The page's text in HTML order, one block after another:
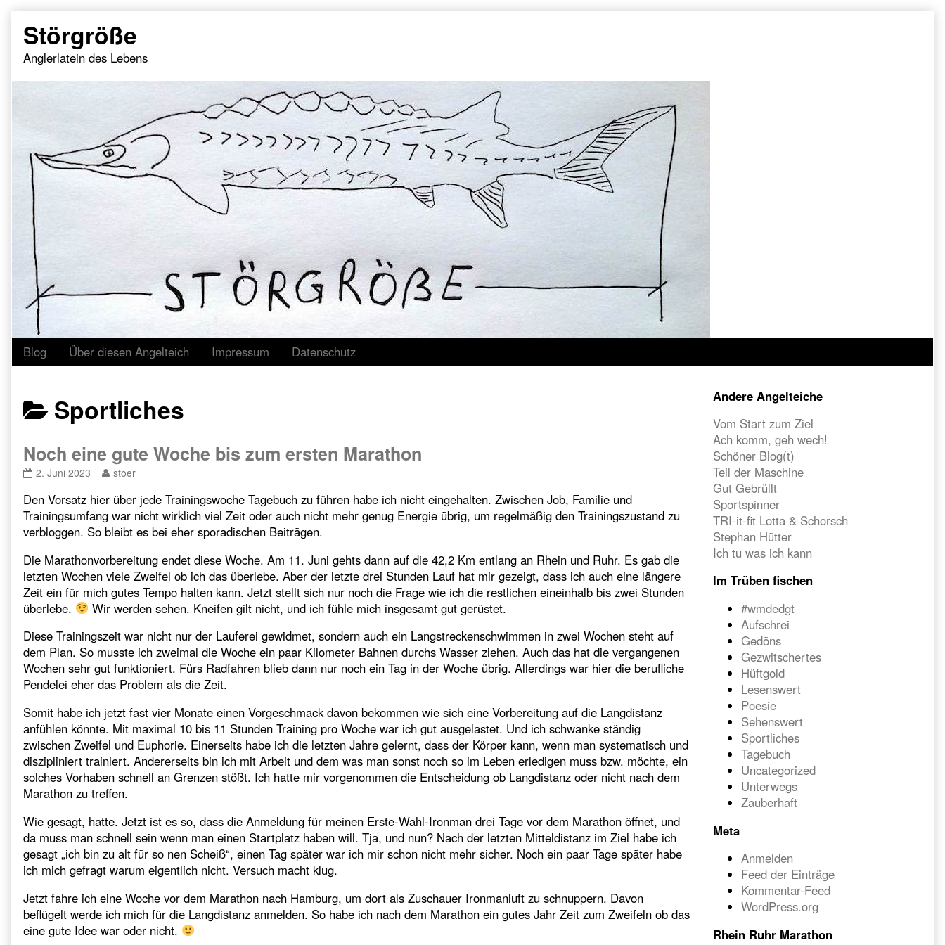
content
Störgröße
Anglerlatein des Lebens
Blog Über diesen Angelteich Impressum Datenschutz
Posts
categoriezed
as
Sportliches
Noch eine gute Woche bis zum ersten Marathon
Noch
gute
Woche
bis
zum
ersten
Marathon
published
on
2. Juni 2023
Read
posts
by
the
author
Noch
eine
gute
Woche
zum
ersten
Marathon,
stoer
Den Vorsatz hier über jede Trainingswoche Tagebuch zu führen habe ich nicht eingehalten. Zwischen Job, Familie und
Trainingsumfang war nicht wirklich viel Zeit oder auch nicht mehr genug Energie übrig, um regelmäßig den Trainingszustand zu
verbloggen. So bleibt es bei eher sporadischen Beiträgen.
Die Marathonvorbereitung endet diese Woche. Am 11. Juni gehts dann auf die 42,2 Km entlang an Rhein und Ruhr. Es gab die
letzten Wochen viele Zweifel ob ich das überlebe. Aber der letzte drei Stunden Lauf hat mir gezeigt, dass ich auch eine längere
Zeit ein für mich gutes Tempo halten kann. Jetzt stellt sich nur noch die Frage wie ich die restlichen eineinhalb bis zwei Stunden
überlebe.
Wir werden sehen. Kneifen gilt nicht, und ich fühle mich insgesamt gut gerüstet.
Diese Trainingszeit war nicht nur der Lauferei gewidmet, sondern auch ein Langstreckenschwimmen in zwei Wochen steht auf
dem Plan. So musste ich zweimal die Woche ein paar Kilometer Bahnen durchs Wasser ziehen. Auch das hat die vergangenen
Wochen sehr gut funktioniert. Fürs Radfahren blieb dann nur noch ein Tag in der Woche übrig. Allerdings war hier die berufliche
Pendelei eher das Problem als die Zeit.
Somit habe ich jetzt fast vier Monate einen Vorgeschmack davon bekommen wie sich eine Vorbereitung auf die Langdistanz
anfühlen könnte. Mit maximal 10 bis 11 Stunden Training pro Woche war ich gut ausgelastet. Und ich schwanke ständig
zwischen Zweifel und Euphorie. Einerseits habe ich die letzten Jahre gelernt, dass der Körper kann, wenn man systematisch und
diszipliniert trainiert. Andererseits bin ich mit Arbeit und dem was man sonst noch so im Leben erledigen muss bzw. möchte, ein
solches Vorhaben schnell an Grenzen stößt. Ich hatte mir vorgenommen die Entscheidung ob Langdistanz oder nicht nach dem
Marathon zu treffen.
Wie gesagt, hatte. Jetzt ist es so, dass die Anmeldung für meinen Erste-Wahl-Ironman drei Tage vor dem Marathon öffnet, und
da muss man schnell sein wenn man einen Startplatz haben will. Tja, und nun? Nach der letzten Mitteldistanz im Ziel habe ich
gesagt „ich bin zu alt für so nen Scheiß“, einen Tag später war ich mir schon nicht mehr sicher. Noch ein paar Tage später habe
ich mich gefragt warum eigentlich nicht. Versuch macht klug.
Jetzt fahre ich eine Woche vor dem Marathon nach Hamburg, um dort als Zuschauer Ironmanluft zu schnuppern. Davon
beflügelt werde ich mich für die Langdistanz anmelden. So habe ich nach dem Marathon ein gutes Jahr Zeit zum Zweifeln ob das
eine gute Idee war oder nicht.
Primary
Sidebar
Andere Angelteiche
Vom Start zum Ziel
Ach komm, geh wech!
Schöner Blog(t)
Teil der Maschine
Gut Gebrüllt
Sportspinner
TRI-it-fit Lotta & Schorsch
Stephan Hütter
Ich tu was ich kann
Im Trüben fischen
#wmdedgt
Aufschrei
Gedöns
Gezwitschertes
Hüftgold
Lesenswert
Poesie
Sehenswert
Sportliches
Tagebuch
Uncategorized
Unterwegs
Zauberhaft
Meta
Anmelden
Feed der Einträge
Kommentar-Feed
WordPress.org
Rhein Ruhr Marathon